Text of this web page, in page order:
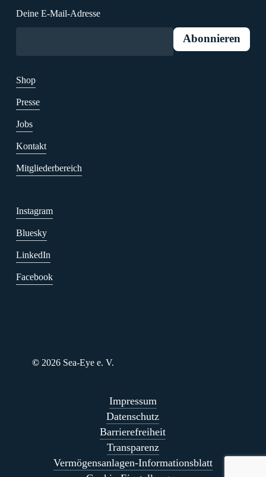
Deine E-Mail-Adresse
Shop
Presse
Jobs
Kontakt
Mitgliederbereich
Instagram
Bluesky
LinkedIn
Facebook
©2026 Sea-Eye e. V.
Impressum
Datenschutz
Barrierefreiheit
Transparenz
Vermögensanlagen-Informationsblatt